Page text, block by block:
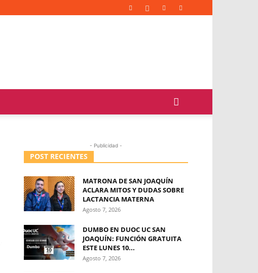
- Publicidad -
POST RECIENTES
MATRONA DE SAN JOAQUÍN
ACLARA MITOS Y DUDAS SOBRE
LACTANCIA MATERNA
Agosto 7, 2026
DUMBO EN DUOC UC SAN
JOAQUÍN: FUNCIÓN GRATUITA
ESTE LUNES 10...
Agosto 7, 2026